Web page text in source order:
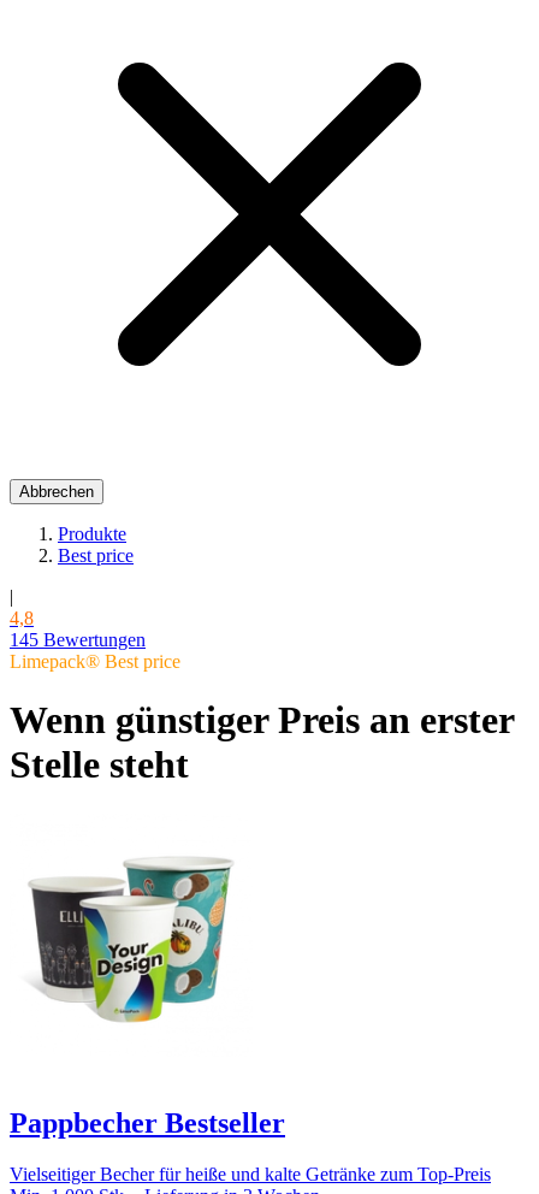
Abbrechen
Produkte
Best price
|
4,8
145 Bewertungen
Limepack® Best price
Wenn günstiger Preis an erster
Stelle steht
Pappbecher Bestseller
Vielseitiger Becher für heiße und kalte Getränke zum Top-Preis